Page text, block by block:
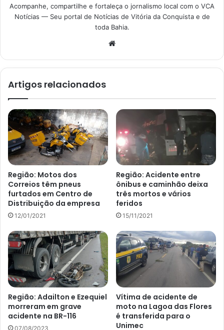
Acompanhe, compartilhe e fortaleça o jornalismo local com o VCA
Notícias — Seu portal de Notícias de Vitória da Conquista e de
toda Bahia.
Artigos relacionados
Região: Motos dos
Correios têm pneus
furtados em Centro de
Distribuição da empresa
12/01/2021
Região: Acidente entre
ônibus e caminhão deixa
três mortos e vários
feridos
15/11/2021
Região: Adailton e Ezequiel
morreram em grave
acidente na BR-116
07/08/2023
Vítima de acidente de
moto na Lagoa das Flores
é transferida para o
Unimec